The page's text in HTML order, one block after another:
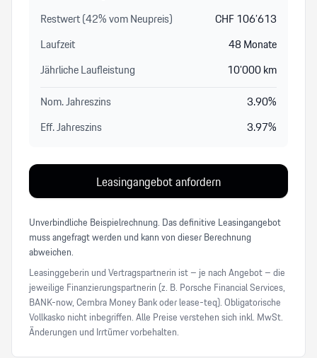
Restwert (42%vom Neupreis) CHF106’613
Laufzeit
48Monate
Jährliche Laufleistung
10’000km
Nom. Jahreszins
3.90%
Eff. Jahreszins
3.97%
Leasingangebot anfordern
Unverbindliche Beispielrechnung. Das definitive Leasingangebot
muss angefragt werden und kann von dieser Berechnung
abweichen.
Leasinggeberin und Vertragspartnerin ist – je nach Angebot – die
jeweilige Finanzierungspartnerin (z. B. Porsche Financial Services,
BANK-now, Cembra Money Bank oder lease-teq). Obligatorische
Vollkasko nicht inbegriffen. Alle Preise verstehen sich inkl. MwSt.
Änderungen und Irrtümer vorbehalten.